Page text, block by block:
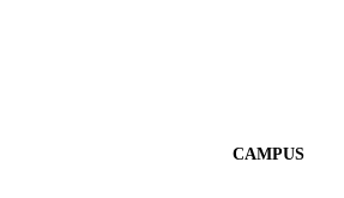
CAMPUS